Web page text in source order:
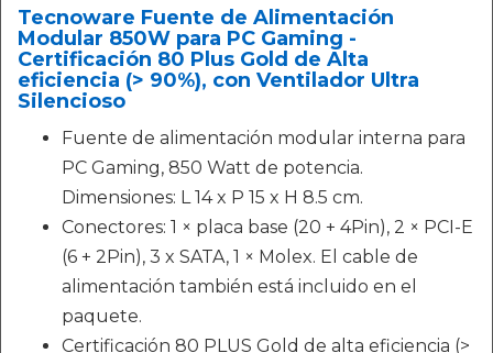
Tecnoware Fuente de Alimentación
Modular 850W para PC Gaming -
Certificación 80 Plus Gold de Alta
eficiencia (> 90%), con Ventilador Ultra
Silencioso
Fuente de alimentación modular interna para
PC Gaming, 850 Watt de potencia.
Dimensiones: L 14 x P 15 x H 8.5 cm.
Conectores: 1 × placa base (20 + 4Pin), 2 × PCI-E
(6 + 2Pin), 3 x SATA, 1 × Molex. El cable de
alimentación también está incluido en el
paquete.
Certificación 80 PLUS Gold de alta eficiencia (>